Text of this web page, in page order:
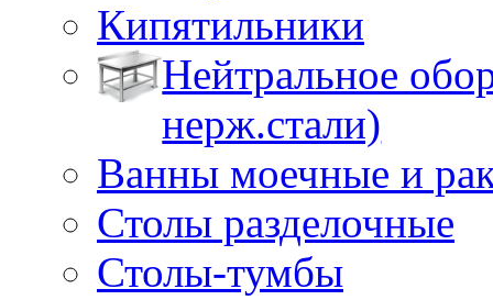
Кипятильники
Нейтральное
нерж.стали)
Ванны моечные и
Столы разделочные
Столы-тумбы